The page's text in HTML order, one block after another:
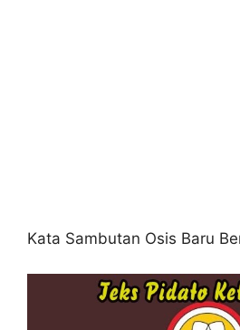
Kata Sambutan Osis Baru